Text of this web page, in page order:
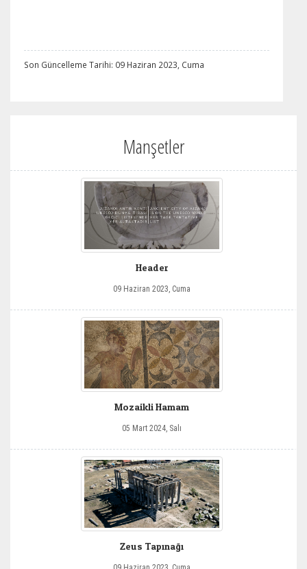
Son Güncelleme Tarihi: 09 Haziran 2023, Cuma
Manşetler
Header
09 Haziran 2023, Cuma
Mozaikli Hamam
05 Mart 2024, Salı
Zeus Tapınağı